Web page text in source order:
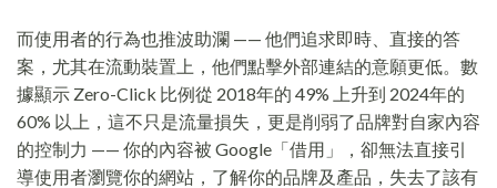
而使用者的行為也推波助瀾 —— 他們追求即時、直接的答
案，尤其在流動裝置上，他們點擊外部連結的意願更低。數
據顯示 Zero-Click 比例從 2018年的 49% 上升到 2024年的
60% 以上，這不只是流量損失，更是削弱了品牌對自家內容
的控制力 —— 你的內容被 Google「借用」，卻無法直接引
導使用者瀏覽你的網站，了解你的品牌及產品，失去了該有